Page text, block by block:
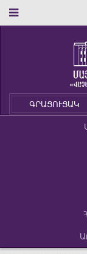
ԳՐԱՑՈՒՑԱԿ